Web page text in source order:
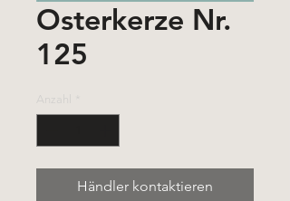
Osterkerze Nr.
125
Anzahl
Händler kontaktieren